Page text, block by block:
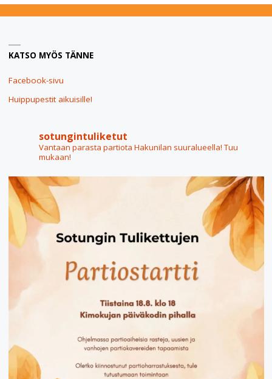
28.5.
18"
KATSO MYÖS TÄNNE
Facebook-sivu
Huippupestit aikuisille!
sotungintuliketut
Vantaan parasta partiota Hakunilan suuralueella! Tuu
mukaan!